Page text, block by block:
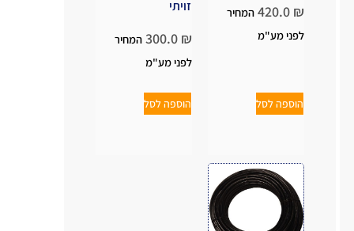
₪
420.0
המחיר
לפני מע"מ
הוספה לסל
זויתי
₪
300.0
המחיר
לפני מע"מ
הוספה לסל